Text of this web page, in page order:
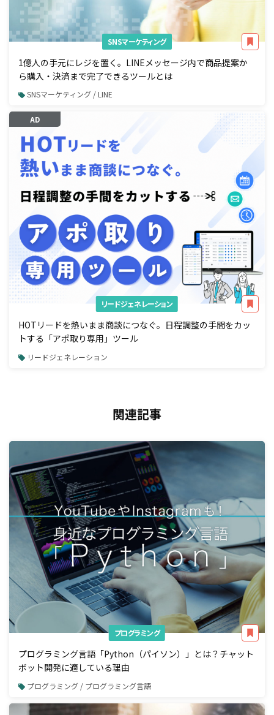
SNSマーケティング
1億人の手元にレジを置く。LINEメッセージ内で商品提案か
ら購入・決済まで完了できるツールとは
SNSマーケティング / LINE
AD
リードジェネレーション
HOTリードを熱いまま商談につなぐ。日程調整の手間をカッ
トする「アポ取り専用」ツール
リードジェネレーション
関連記事
プログラミング
プログラミング言語「Python（パイソン）」とは？チャット
ボット開発に適している理由
プログラミング / プログラミング言語